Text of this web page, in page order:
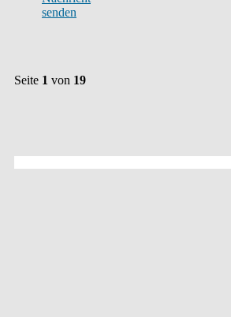
Seite 1 von 19